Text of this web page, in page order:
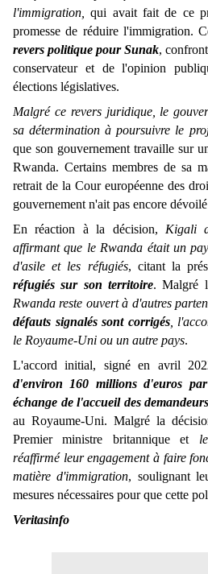
l'immigration,
qui avait fait de ce
promesse de réduire l'immigration.
revers politique pour Sunak,
conservateur et de l'opinion
élections législatives.
Malgré ce revers juridique, le
sa détermination à poursuivre le
que son gouvernement travaille sur
Rwanda. Certains membres de sa
retrait de la Cour européenne des
gouvernement n'ait pas encore
En réaction à la décision, Kigali
affirmant que le Rwanda était un
d'asile et les réfugiés, citant la
réfugiés sur son territoire. Malgré
Rwanda reste ouvert à d'autres
défauts signalés sont corrigés,
le Royaume-Uni ou un autre pays.
L'accord initial, signé en avril
d'environ 160 millions d'euros
échange de l'accueil des
au Royaume-Uni. Malgré la
Premier ministre britannique et
réaffirmé leur engagement à faire
matière d'immigration, soulignant
mesures nécessaires pour que cette
Veritasinfo